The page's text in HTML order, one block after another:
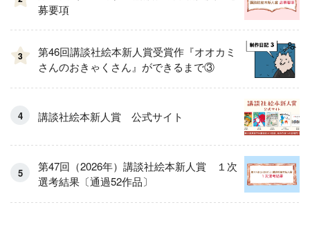
募要項
3
第46回講談社絵本新人賞受賞作『オオカミ
さんのおきゃくさん』ができるまで③
講談社絵本新人賞 公式サイト
第47回（2026年）講談社絵本新人賞 １次
選考結果〔通過52作品〕